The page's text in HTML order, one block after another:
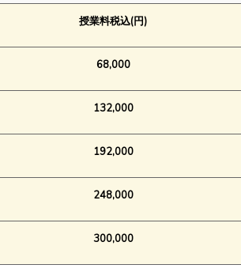
授業料税込(円)
68,000
132,000
192,000
248,000
300,000